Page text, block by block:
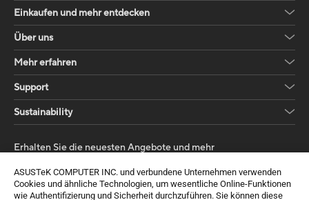
ASUSTeK COMPUTER INC. und verbundene Unternehmen verwenden
Cookies und ähnliche Technologien, um wesentliche Online-Funktionen
wie Authentifizierung und Sicherheit durchzuführen. Sie können diese
Einkaufen und mehr entdecken
Über uns
Mehr erfahren
Support
Sustainability
Erhalten Sie die neuesten Angebote und mehr
Sign up